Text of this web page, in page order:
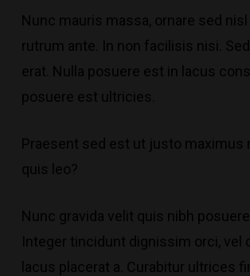
Nunc mauris massa, ornare sed
rutrum ante. In non facilisis nisi .
erat. Nulla posuere est in lacus
posuere est ultricies.
Praesent sed est ut justo maximus
quis leo?
Nunc gravida velit quis nibh
Integer tincidunt dignissim orci, vel
lacus placerat a. Curabitur ultrices